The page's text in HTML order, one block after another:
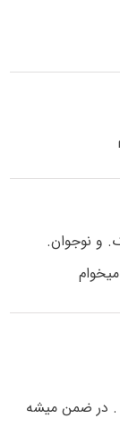
و نوجوان.
. در ضمن میشه